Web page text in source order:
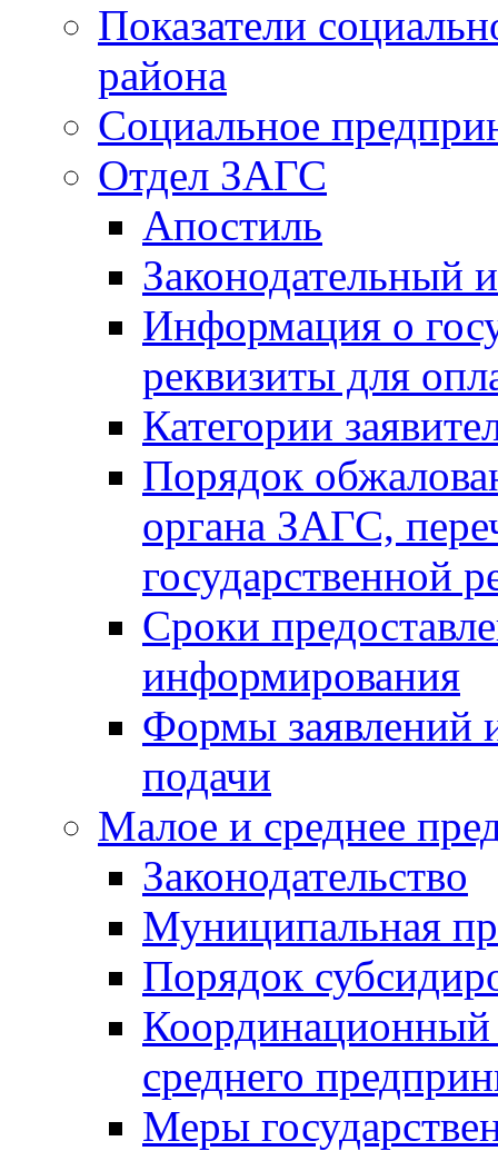
Показатели
района
Социальное
Отдел ЗАГС
Апостиль
Законодательный
Информация о
реквизиты для
Категории
Порядок
органа ЗАГС,
государственной
Сроки
информирования
Формы заявлений
подачи
Малое и среднее
Законодательство
Муниципальная
Порядок
Координационный
среднего
Меры